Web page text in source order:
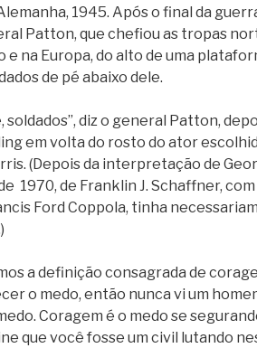
1945. Após o final da
Patton, que chefiou as tropas
na Europa, do alto de uma
de pé abaixo dele.
soldados”, diz o general Patton,
em volta do rosto do ator
(Depois da interpretação de
1970, de Franklin J. Schaffner,
Ford Coppola, tinha
a definição consagrada de
o medo, então nunca vi um
Coragem é o medo se
que você fosse um civil lutando